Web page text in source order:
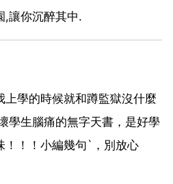
,讓你沉醉其中.
學的時候就和蹲監獄沒什麼
學生腦痛的無字天書，是好學
！！！小編幾句`，別放心